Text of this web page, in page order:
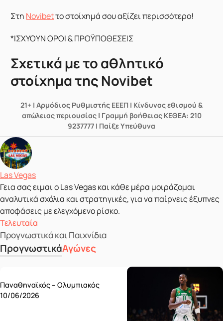
Τελευταία
Προγνωστικά και Παιχνίδια
ΠρογνωστικάΑγώνες
Παναθηναϊκός – Ολυμπιακός
10/06/2026
Στη Novibetτο στοίχημά σου αξίζει περισσότερο!
*ΙΣΧΥΟΥΝ ΟΡΟΙ & ΠΡΟΫΠΟΘΕΣΕΙΣ
Σχετικά με το αθλητικό
στοίχημα της Novibet
21+ | Αρμόδιος Ρυθμιστής ΕΕΕΠ | Κίνδυνος εθισμού &
απώλειας περιουσίας | Γραμμή βοήθειας ΚΕΘΕΑ: 210
9237777 | Παίξε Υπεύθυνα
Δημοσιεύτηκε από
Las Vegas
Γεια σας ειμαι ο Las Vegas και κάθε μέρα μοιράζομαι
αναλυτικά σχόλια και στρατηγικές, για να παίρνεις έξυπνες
αποφάσεις με ελεγχόμενο ρίσκο.